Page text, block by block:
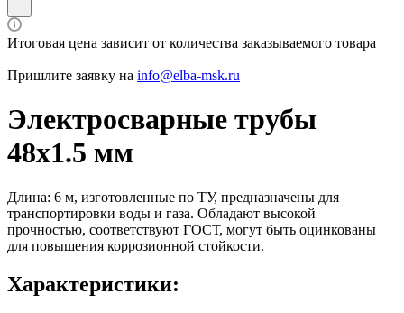
Итоговая цена зависит от количества заказываемого товара
Пришлите заявку на info@elba-msk.ru
Электросварные трубы
48х1.5 мм
Длина: 6 м, изготовленные по ТУ, предназначены для
транспортировки воды и газа. Обладают высокой
прочностью, соответствуют ГОСТ, могут быть оцинкованы
для повышения коррозионной стойкости.
Характеристики: